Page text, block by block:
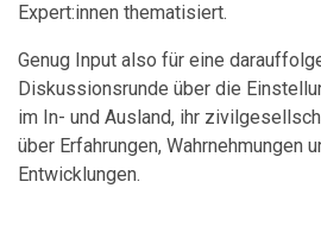
Expert:innen thematisiert.
Genug Input also für eine
Diskussionsrunde über die
im In- und Ausland, ihr
über Erfahrungen, Wahrnehmungen
Entwicklungen.